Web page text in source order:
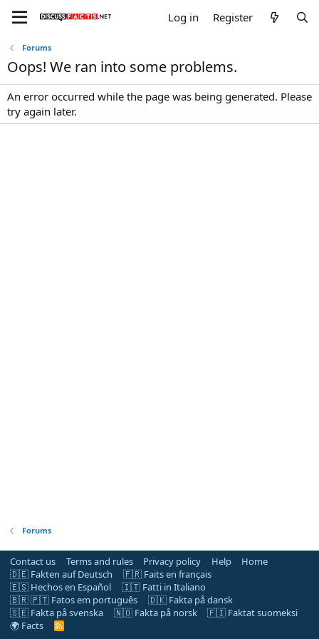
Log in Register
Forums
Oops! We ran into some problems.
An error occurred while the page was being generated. Please
try again later.
Forums
Contact us Terms and rules Privacy policy Help
Home
🇩🇪 Fakten auf Deutsch
🇫🇷 Faits en français
🇪🇸 Hechos en Español
🇮🇹 Fatti in Italiano
🇧🇷 🇵🇹 Fatos em português
🇩🇰 Fakta på dansk
🇸🇪 Fakta på svenska
🇳🇴 Fakta på norsk
🇫🇮 Faktat suomeksi
🌍 Facts
R